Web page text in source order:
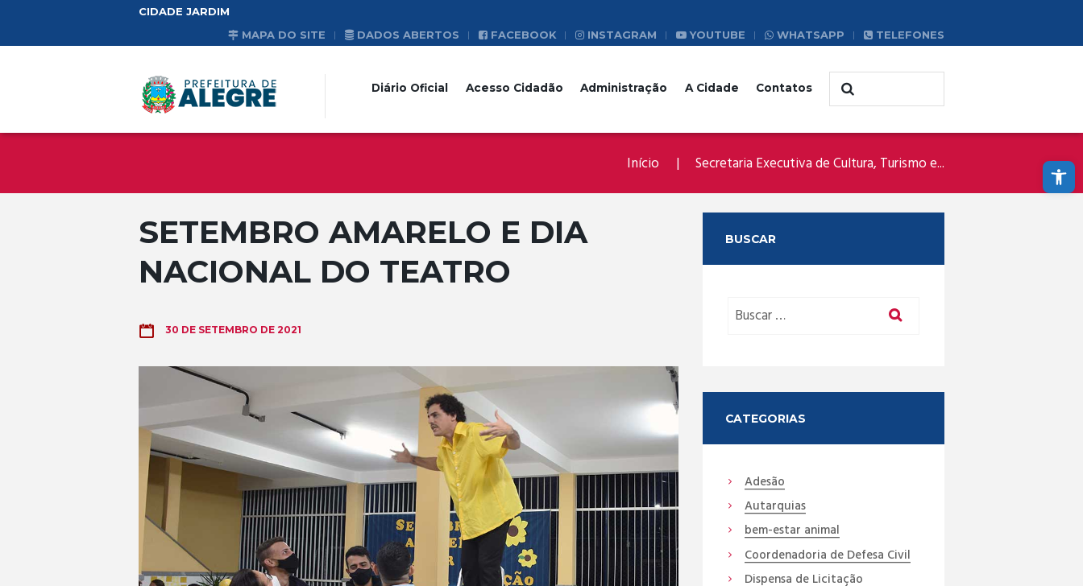
Abrir a barra de ferramentas
CIDADE JARDIM
MAPA DO SITE
DADOS ABERTOS FACEBOOK INSTAGRAM YOUTUBE WHATSAPP TELEFONES
Diário Oficial Acesso Cidadão Administração A Cidade Contatos
Início Secretaria Executiva de Cultura, Turismo e...
SETEMBRO AMARELO E DIA
NACIONAL DO TEATRO
30 DE SETEMBRO DE 2021
BUSCAR
CATEGORIAS
Adesão
Autarquias
bem-estar animal
Coordenadoria de Defesa Civil
Dispensa de Licitação